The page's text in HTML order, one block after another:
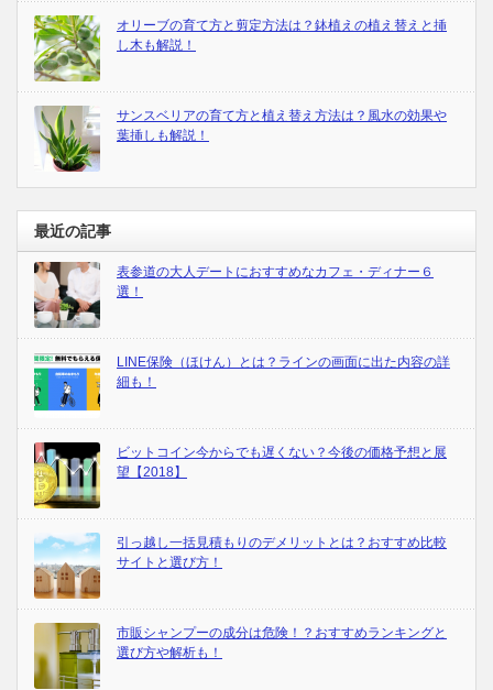
オリーブの育て方と剪定方法は？鉢植えの植え替えと挿
し木も解説！
サンスベリアの育て方と植え替え方法は？風水の効果や
葉挿しも解説！
最近の記事
表参道の大人デートにおすすめなカフェ・ディナー６
選！
LINE保険（ほけん）とは？ラインの画面に出た内容の詳
細も！
ビットコイン今からでも遅くない？今後の価格予想と展
望【2018】
引っ越し一括見積もりのデメリットとは？おすすめ比較
サイトと選び方！
市販シャンプーの成分は危険！？おすすめランキングと
選び方や解析も！